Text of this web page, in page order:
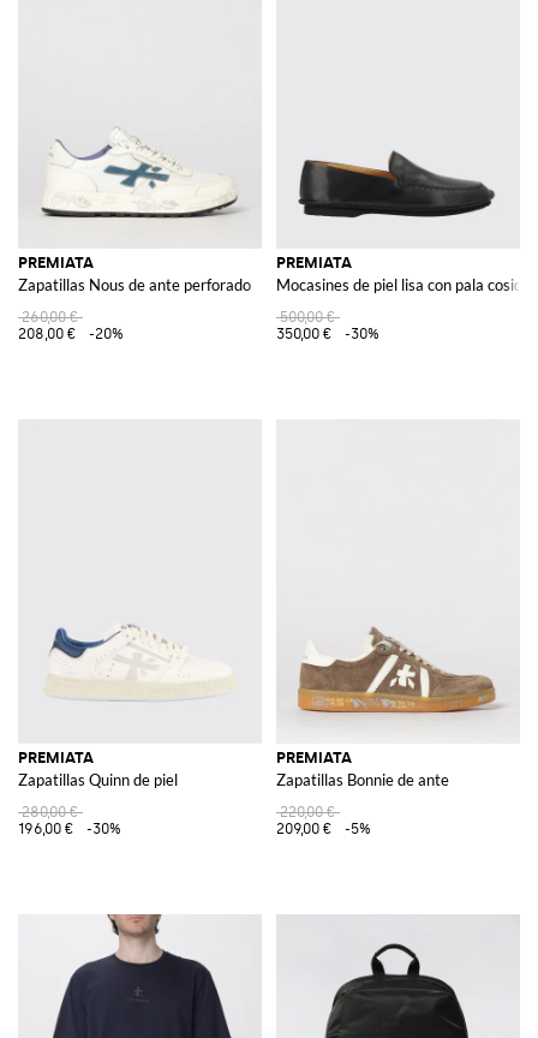
PREMIATA
Zapatillas Nous de ante perforado
260,00 €
208,00 €
-20%
PREMIATA
Mocasines de piel lisa con pala
500,00 €
350,00 €
-30%
PREMIATA
Zapatillas Quinn de piel
280,00 €
196,00 €
-30%
PREMIATA
Zapatillas Bonnie de ante
220,00 €
209,00 €
-5%